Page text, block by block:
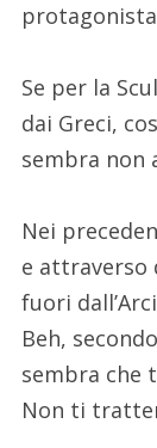
Se per la
dai Greci,
sembra non
Nei
e attraverso
fuori
Beh, secondo
sembra che
Non ti